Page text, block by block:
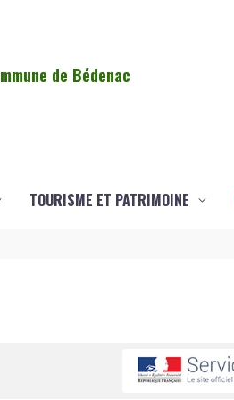
de Bédenac
TOURISME ET PATRIMOINE